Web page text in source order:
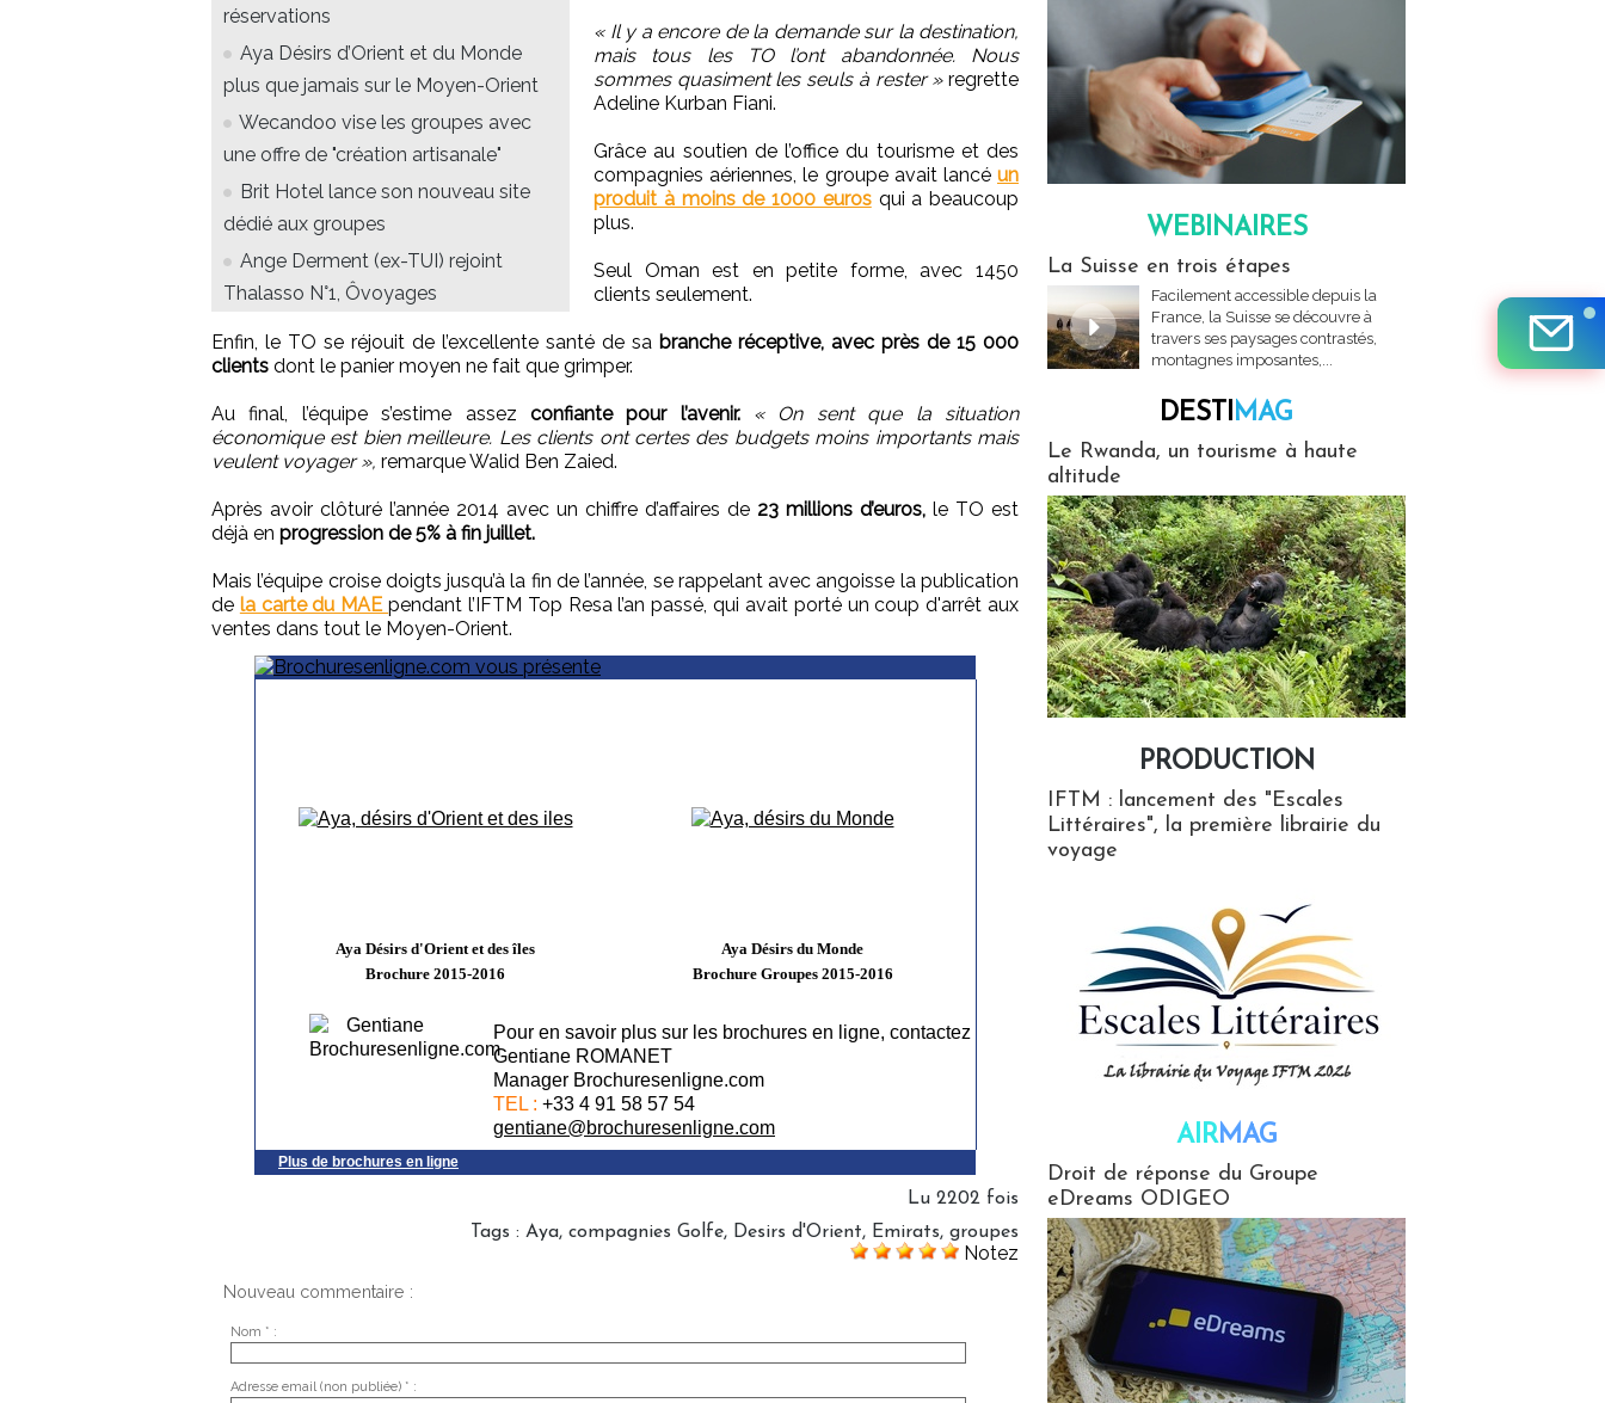
réservations
Aya Désirs d’Orient et du Monde
plus que jamais sur le Moyen-Orient
Wecandoo vise les groupes avec
une offre de "création artisanale"
Brit Hotel lance son nouveau site
dédié aux groupes
Ange Derment (ex-TUI) rejoint
Thalasso N°1, Ôvoyages
« Il y a encore de la demande sur la destination,
mais tous les TO l’ont abandonnée. Nous
sommes quasiment les seuls à rester » regrette
Adeline Kurban Fiani.
Grâce au soutien de l’office du tourisme et des
compagnies aériennes, le groupe avait lancé un
produit à moins de 1000 eurosqui a beaucoup
plus.
Seul Oman est en petite forme, avec 1450
clients seulement.
Enfin, le TO se réjouit de l’excellente santé de sa branche réceptive, avec près de 15 000
clients dont le panier moyen ne fait que grimper.
Au final, l’équipe s’estime assez confiante pour l’avenir.
« On sent que la situation
économique est bien meilleure. Les clients ont certes des budgets moins importants mais
veulent voyager », remarque Walid Ben Zaied.
Après avoir clôturé l’année 2014 avec un chiffre d’affaires de 23 millions d’euros, le TO est
déjà en progression de 5% à fin juillet.
Mais l’équipe croise doigts jusqu’à la fin de l’année, se rappelant avec angoisse la publication
de la carte du MAEpendant l’IFTM Top Resa l’an passé, qui avait porté un coup d'arrêt aux
ventes dans tout le Moyen-Orient.
Aya Désirs d'Orient et des îles
Brochure 2015-2016
Aya Désirs du Monde
Brochure Groupes 2015-2016
Pour en savoir plus sur les brochures en ligne, contactez
Gentiane ROMANET
Manager Brochuresenligne.com
TEL : +33 4 91 58 57 54
gentiane@brochuresenligne.com
Plus de brochures en ligne
Lu 2202 fois
Tags : Aya, compagnies Golfe, Desirs d'Orient, Emirats, groupes
Notez
Nouveau commentaire :
Nom * :
Adresse email (non publiée) * :
WEBINAIRES
La Suisse en trois étapes
Facilement accessible depuis la
France, la Suisse se découvre à
travers ses paysages contrastés,
montagnes imposantes,...
DESTIMAG
Le Rwanda, un tourisme à haute
altitude
PRODUCTION
IFTM : lancement des "Escales
Littéraires", la première librairie du
voyage
AIRMAG
Droit de réponse du Groupe
eDreams ODIGEO